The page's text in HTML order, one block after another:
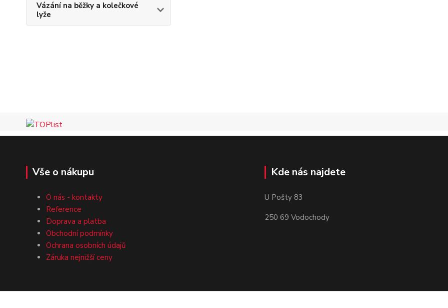
Vázání na běžky a kolečkové
lyže
Vše o nákupu
O nás - kontakty
Reference
Doprava a platba
Obchodní podmínky
Ochrana osobních údajů
Záruka nejnižší ceny
Kde nás najdete
U Pošty 83
250 69 Vodochody